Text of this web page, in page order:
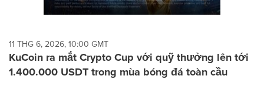
11 THG 6, 2026, 10:00 GMT
KuCoin ra mắt Crypto Cup với quỹ thưởng lên tới
1.400.000 USDT trong mùa bóng đá toàn cầu